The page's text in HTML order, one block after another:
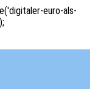
euro-als-